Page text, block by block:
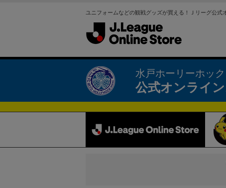
ユニフォームなどの観戦グッズが買える！Ｊリーグ公式
水戸ホーリーホック
公式オンライ